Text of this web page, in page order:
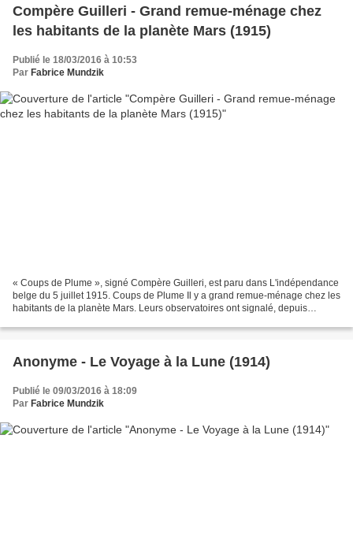
Compère Guilleri - Grand remue-ménage chez
les habitants de la planète Mars (1915)
Publié le 18/03/2016 à 10:53
Par Fabrice Mundzik
« Coups de Plume », signé Compère Guilleri, est paru dans L'indépendance
belge du 5 juillet 1915. Coups de Plume Il y a grand remue-ménage chez les
habitants de la planète Mars. Leurs observatoires ont signalé, depuis
Anonyme - Le Voyage à la Lune (1914)
Publié le 09/03/2016 à 18:09
Par Fabrice Mundzik